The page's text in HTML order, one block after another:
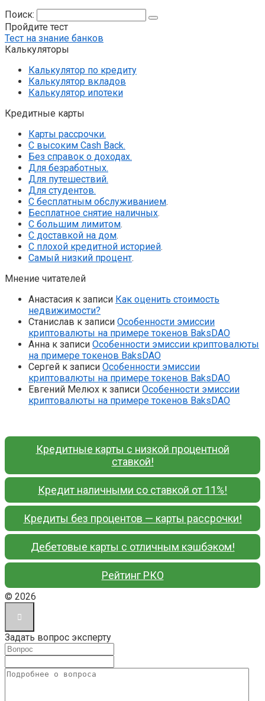
Поиск:
Пройдите тест
Тест на знание банков
Калькуляторы
Калькулятор по кредиту
Калькулятор вкладов
Калькулятор ипотеки
Кредитные карты
Карты рассрочки.
С высоким Cash Back.
Без справок о доходах.
Для безработных.
Для путешествий.
Для студентов.
С бесплатным обслуживанием.
Бесплатное снятие наличных.
С большим лимитом.
С доставкой на дом.
С плохой кредитной историей.
Самый низкий процент.
Мнение читателей
Анастасия к записи Как оценить стоимость
недвижимости?
Станислав к записи Особенности эмиссии
криптовалюты на примере токенов BaksDAO
Анна к записи Особенности эмиссии криптовалюты
на примере токенов BaksDAO
Сергей к записи Особенности эмиссии
криптовалюты на примере токенов BaksDAO
Евгений Мелюх к записи Особенности эмиссии
криптовалюты на примере токенов BaksDAO
Кредитные карты с низкой процентной
ставкой!
Кредит наличными со ставкой от 11%!
Кредиты без процентов — карты рассрочки!
Дебетовые карты с отличным кэшбэком!
Рейтинг РКО
© 2026
Задать вопрос эксперту